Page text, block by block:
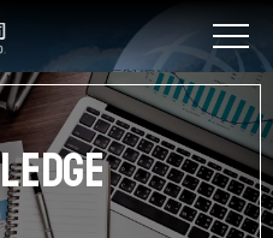
晶
設計規劃網頁與網站SEO優化